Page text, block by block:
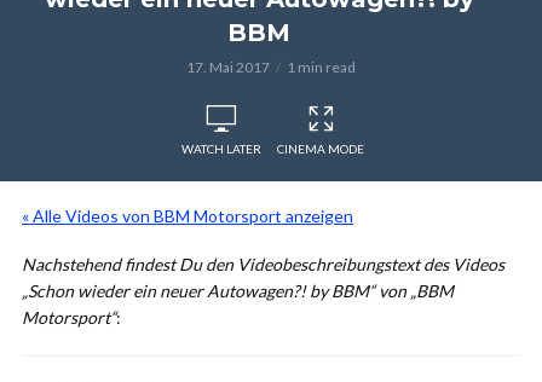
BBM
17. Mai 2017 1 min read
WATCH LATER CINEMA MODE
« Alle Videos von BBM Motorsport anzeigen
Nachstehend findest Du den Videobeschreibungstext des Videos
„Schon wieder ein neuer Autowagen?! by BBM“ von „BBM
Motorsport“: